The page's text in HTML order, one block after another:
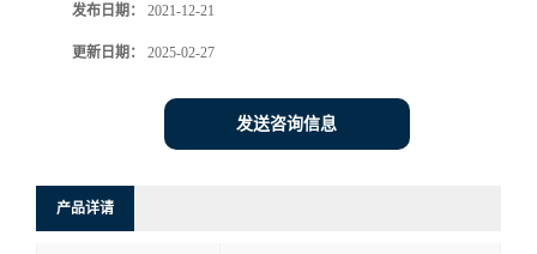
发布日期： 2021-12-21
更新日期： 2025-02-27
发送咨询信息
产品详请